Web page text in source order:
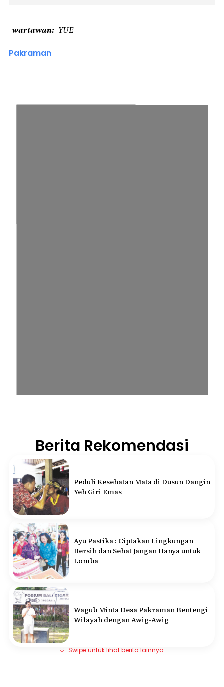
wartawan YUE
Pakraman
Berita Rekomendasi
Peduli Kesehatan Mata di Dusun Dangin
Yeh Giri Emas
Ayu Pastika : Ciptakan Lingkungan
Bersih dan Sehat Jangan Hanya untuk
Lomba
Wagub Minta Desa Pakraman Bentengi
Wilayah dengan Awig-Awig
Swipe untuk lihat berita lainnya